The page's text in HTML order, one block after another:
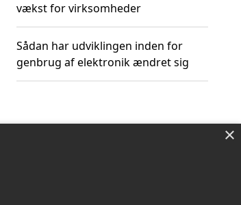
vækst for virksomheder
Sådan har udviklingen inden for
genbrug af elektronik ændret sig
×